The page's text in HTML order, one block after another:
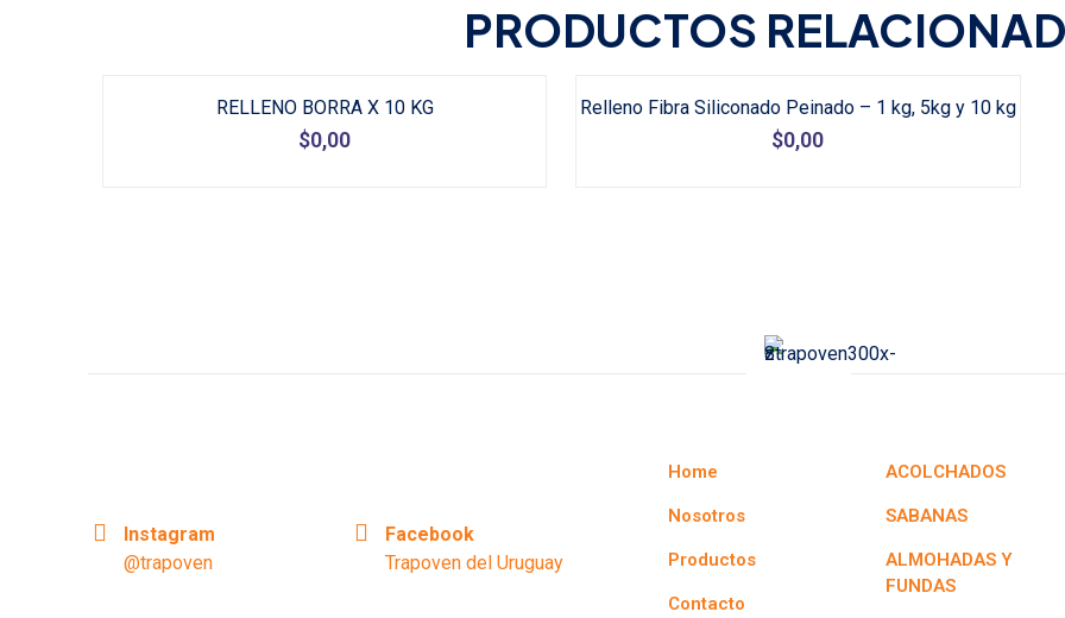
PRODUCTOS
RELLENO BORRA X 10 KG
$0,00
Relleno Fibra Siliconado Peinado – 1 kg, 5kg y 10 kg
$0,00
Instagram
@trapoven
Facebook
Trapoven del Uruguay
Home
Nosotros
Productos
Contacto
ACOLCHADOS
SABANAS
ALMOHADAS Y
FUNDAS